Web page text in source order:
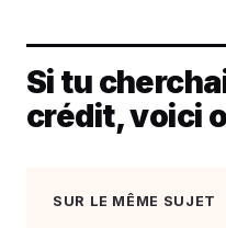
Si tu
crédit, voici
SUR LE MÊME SUJET